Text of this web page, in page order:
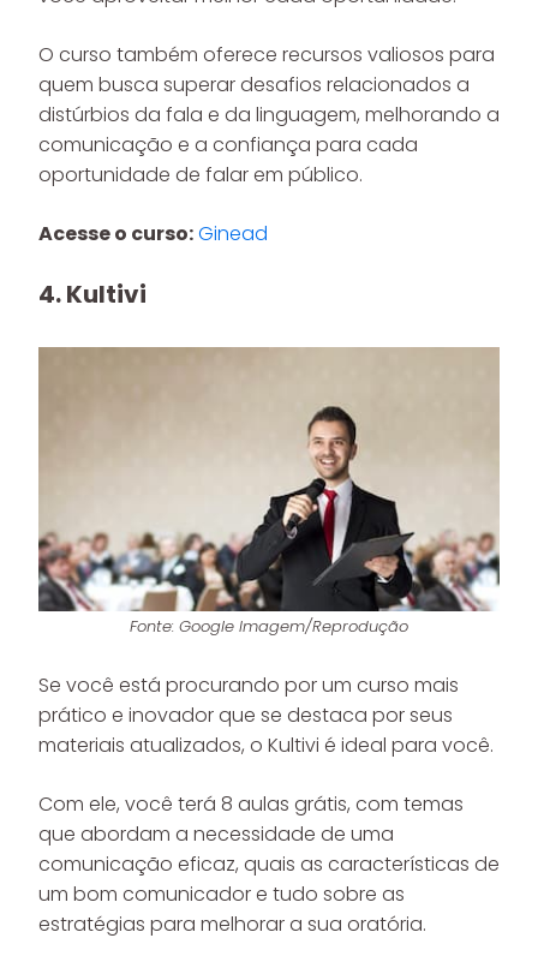
O curso também oferece recursos valiosos para
quem busca superar desafios relacionados a
distúrbios da fala e da linguagem, melhorando a
comunicação e a confiança para cada
oportunidade de falar em público.
Acesse o curso:Ginead
4. Kultivi
Fonte: Google Imagem/Reprodução
Se você está procurando por um curso mais
prático e inovador que se destaca por seus
materiais atualizados, o Kultivi é ideal para você.
Com ele, você terá 8 aulas grátis, com temas
que abordam a necessidade de uma
comunicação eficaz, quais as características de
um bom comunicador e tudo sobre as
estratégias para melhorar a sua oratória.